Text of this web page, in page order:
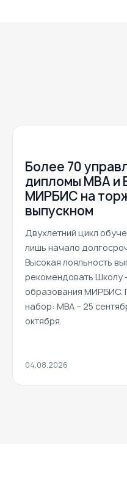
Более 70
дипломы MBA и
МИРБИС на
выпускном
Двухлетний цикл
лишь начало
Высокая лояльность
рекомендовать Школу
образования МИРБИС.
набор: MBA – 25
октября.
04.08.2026